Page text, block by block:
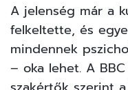
A jelenség már a
felkeltette, és
mindennek
– oka lehet. A BBC